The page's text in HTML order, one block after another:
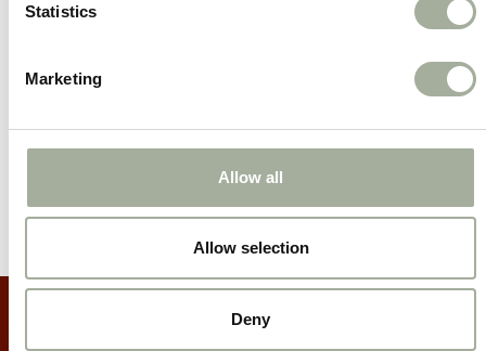
Statistics
Marketing
Allow all
Allow selection
Deny
Mis geen acties